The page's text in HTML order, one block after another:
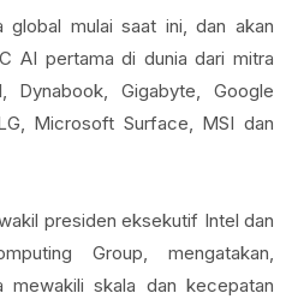
mulai saat ini, dan akan
AI pertama di dunia dari mitra
Dynabook, Gigabyte, Google
Microsoft Surface, MSI dan
presiden eksekutif Intel dan
Group, mengatakan,
mewakili skala dan kecepatan